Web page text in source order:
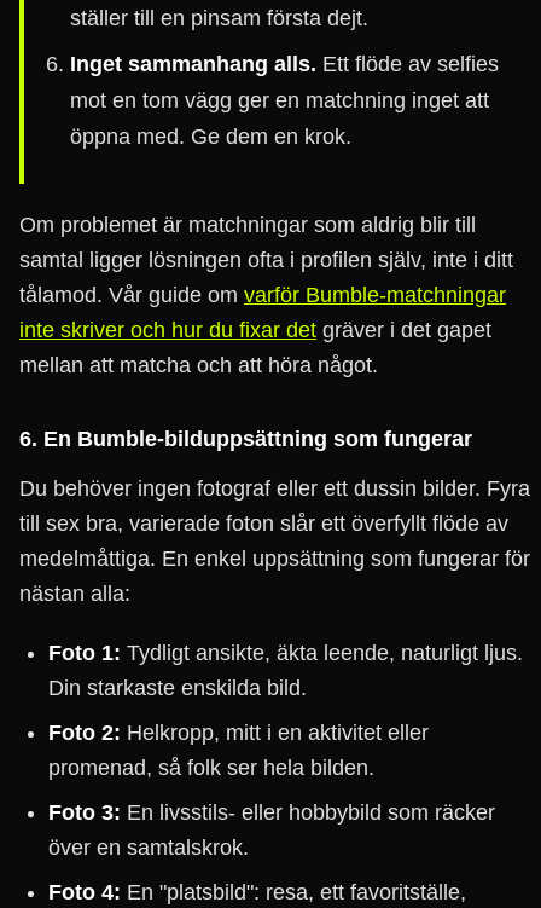
ställer till en pinsam första dejt.
Inget sammanhang alls. Ett flöde av selfies
mot en tom vägg ger en matchning inget att
öppna med. Ge dem en krok.
Om problemet är matchningar som aldrig blir till
samtal ligger lösningen ofta i profilen själv, inte i ditt
tålamod. Vår guide om varför Bumble-matchningar
inte skriver och hur du fixar det gräver i det gapet
mellan att matcha och att höra något.
6. En Bumble-bilduppsättning som fungerar
Du behöver ingen fotograf eller ett dussin bilder. Fyra
till sex bra, varierade foton slår ett överfyllt flöde av
medelmåttiga. En enkel uppsättning som fungerar för
nästan alla:
Foto 1: Tydligt ansikte, äkta leende, naturligt ljus.
Din starkaste enskilda bild.
Foto 2: Helkropp, mitt i en aktivitet eller
promenad, så folk ser hela bilden.
Foto 3: En livsstils- eller hobbybild som räcker
över en samtalskrok.
Foto 4: En "platsbild": resa, ett favoritställe,